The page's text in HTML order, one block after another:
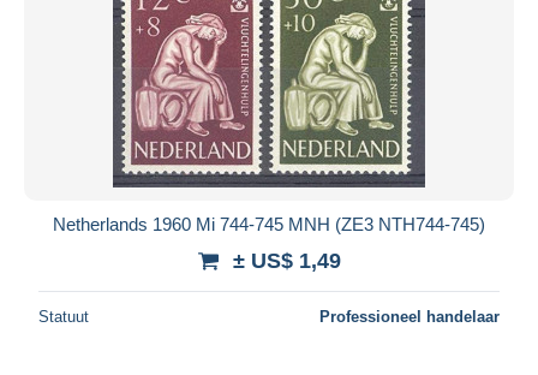
Netherlands 1960 Mi 744-745 MNH (ZE3 NTH744-745)
± US$ 1,49
Statuut Professioneel handelaar